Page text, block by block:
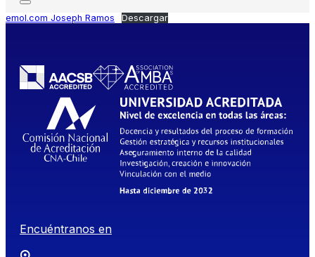
emol.com Joseph Ramos Descargar
Encuéntranos en